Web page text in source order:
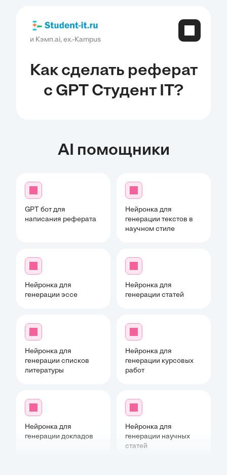
и Кэмп.ai, ex.-Kampus
Как сделать реферат
с GPT Студент IT?
AI помощники
GPT бот для
написания реферата
Нейронка для
генерации текстов в
научном стиле
Нейронка для
генерации эссе
Нейронка для
генерации статей
Нейронка для
генерации списков
литературы
Нейронка для
генерации курсовых
работ
Нейронка для
генерации докладов
Нейронка для
генерации научных
статей